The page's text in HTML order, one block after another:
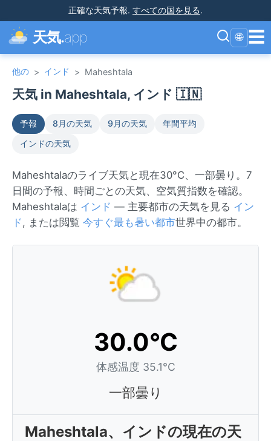
正確な天気予報. すべての国を見る.
天気.app 🌐 ☰
他の > インド > Maheshtala
天気 in Maheshtala, インド 🇮🇳
予報 8月の天気 9月の天気
年間平均
インドの天気
Maheshtalaのライブ天気と現在30°C、一部曇り。7
日間の予報、時間ごとの天気、空気質指数を確認。
Maheshtalaは インド — 主要都市の天気を見る イン
ド, または閲覧 今すぐ最も暑い都市世界中の都市。
30.0°C
体感温度 35.1°C
一部曇り
Maheshtala、インドの現在の天